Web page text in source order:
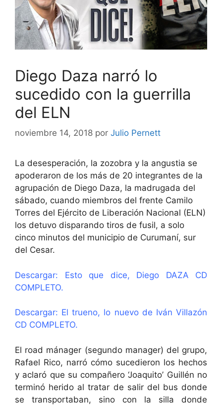
Diego Daza narró lo
sucedido con la guerrilla
del ELN
noviembre 14, 2018 por Julio Pernett
La desesperación, la zozobra y la angustia se
apoderaron de los más de 20 integrantes de la
agrupación de Diego Daza, la madrugada del
sábado, cuando miembros del frente Camilo
Torres del Ejército de Liberación Nacional (ELN)
los detuvo disparando tiros de fusil, a solo
cinco minutos del municipio de Curumaní, sur
del Cesar.
Descargar: Esto que dice, Diego DAZA CD
COMPLETO.
Descargar: El trueno, lo nuevo de Iván Villazón
CD COMPLETO.
El road mánager (segundo manager) del grupo,
Rafael Rico, narró cómo sucedieron los hechos
y aclaró que su compañero ‘Joaquito’ Guillén no
terminó herido al tratar de salir del bus donde
se transportaban, sino con la silla donde